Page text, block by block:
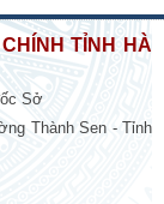
TỈNH HÀ
Sở
Thành Sen - Tỉnh